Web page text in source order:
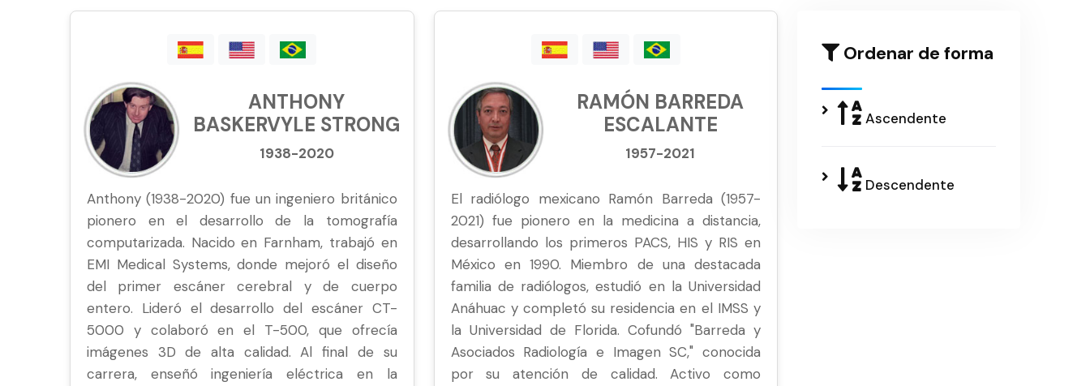
ANTHONY
BASKERVYLE STRONG
1938-2020
Anthony (1938-2020) fue un ingeniero británico
pionero en el desarrollo de la tomografía
computarizada. Nacido en Farnham, trabajó en
EMI Medical Systems, donde mejoró el diseño
del primer escáner cerebral y de cuerpo
entero. Lideró el desarrollo del escáner CT-
5000 y colaboró en el T-500, que ofrecía
imágenes 3D de alta calidad. Al final de su
carrera, enseñó ingeniería eléctrica en la
RAMÓN BARREDA
ESCALANTE
1957-2021
El radiólogo mexicano Ramón Barreda (1957-
2021) fue pionero en la medicina a distancia,
desarrollando los primeros PACS, HIS y RIS en
México en 1990. Miembro de una destacada
familia de radiólogos, estudió en la Universidad
Anáhuac y completó su residencia en el IMSS y
la Universidad de Florida. Cofundó "Barreda y
Asociados Radiología e Imagen SC," conocida
por su atención de calidad. Activo como
Ordenar de forma
Ascendente
Descendente